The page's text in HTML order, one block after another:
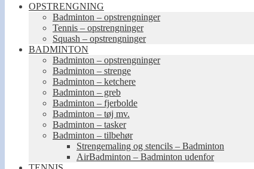
OPSTRENGNING
Badminton – opstrengninger
Tennis – opstrengninger
Squash – opstrengninger
BADMINTON
Badminton – opstrengninger
Badminton – strenge
Badminton – ketchere
Badminton – greb
Badminton – fjerbolde
Badminton – tøj mv.
Badminton – tasker
Badminton – tilbehør
Strengemaling og stencils – Badminton
AirBadminton – Badminton udenfor